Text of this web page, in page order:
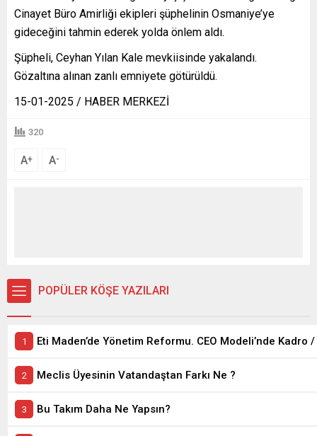
Cinayet Büro Amirliği ekipleri şüphelinin Osmaniye’ye
gideceğini tahmin ederek yolda önlem aldı.
Şüpheli, Ceyhan Yılan Kale mevkiisinde yakalandı.
Gözaltına alınan zanlı emniyete götürüldü.
15-01-2025 / HABER MERKEZİ
320
A+ A-
POPÜLER KÖŞE YAZILARI
Meclis Üyesinin Vatandaştan Farkı Ne ?
Bu Takım Daha Ne Yapsın?